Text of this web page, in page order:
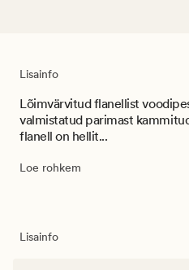
Lisainfo
Lõimvärvitud flanellist
valmistatud parimast
flanell on hellit...
Loe rohkem
Lisainfo